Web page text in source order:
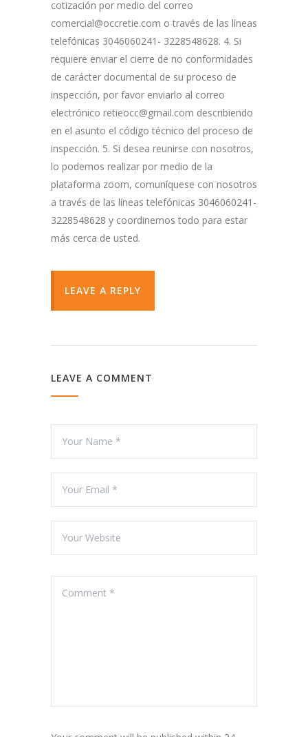
cotización por medio del correo
comercial@occretie.com o través de las líneas
telefónicas 3046060241- 3228548628. 4. Si
requiere enviar el cierre de no conformidades
de carácter documental de su proceso de
inspección, por favor enviarlo al correo
electrónico retieocc@gmail.com describiendo
en el asunto el código técnico del proceso de
inspección. 5. Si desea reunirse con nosotros,
lo podemos realizar por medio de la
plataforma zoom, comuníquese con nosotros
a través de las líneas telefónicas 3046060241-
3228548628 y coordinemos todo para estar
más cerca de usted.
LEAVE A REPLY
LEAVE A COMMENT